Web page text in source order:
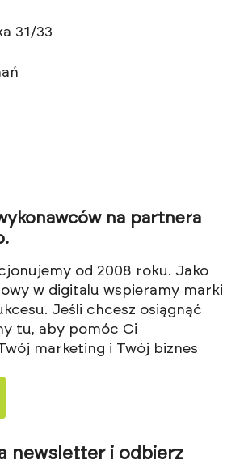
31/33
na partnera
od 2008 roku. Jako
w digitalu wspieramy marki
Jeśli chcesz osiągnąć
tu, aby pomóc Ci
marketing i Twój biznes
newsletter i odbierz